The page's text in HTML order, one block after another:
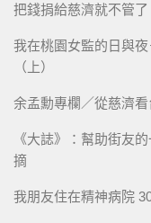
把錢捐給慈濟就不管
我在桃園女監的日與
（上）
余孟勳專欄／從慈濟
《大誌》：幫助街友
摘
我朋友住在精神病院